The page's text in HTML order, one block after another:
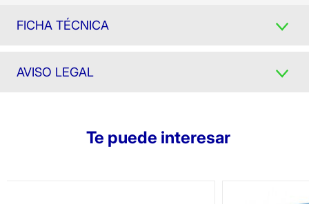
FICHA TÉCNICA
AVISO LEGAL
Te puede interesar